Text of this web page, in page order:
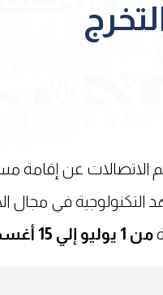
الاتصالات عن
بالجامعات والمعاهد التكنولوجية
من 1 يوليو إلي 15 أغسطس 2024 الساعة 12 ليلا.